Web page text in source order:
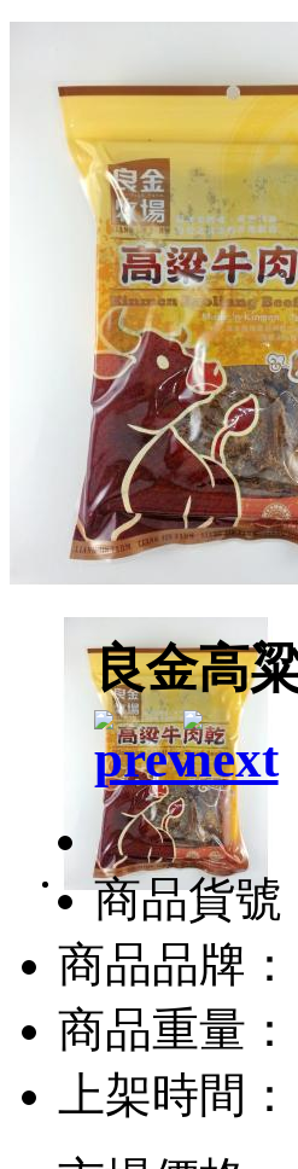
良金高
商品貨號
商品品牌：
商品重量
上架時間